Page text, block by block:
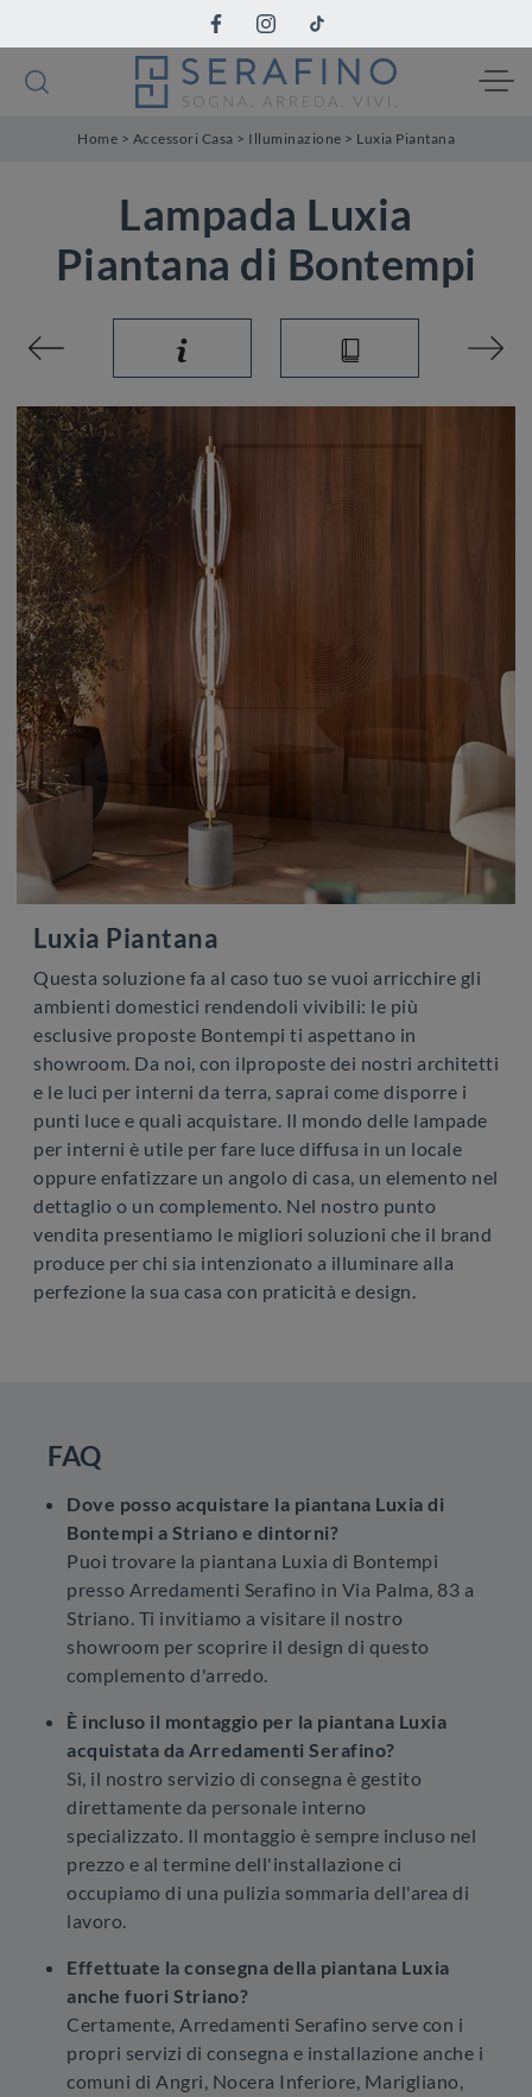
Home > Accessori Casa > Illuminazione > Luxia Piantana
Lampada Luxia
Piantana di Bontempi
Luxia Piantana
Questa soluzione fa al caso tuo se vuoi arricchire gli
ambienti domestici rendendoli vivibili: le più
esclusive proposte Bontempi ti aspettano in
showroom. Da noi, con ilproposte dei nostri architetti
e le luci per interni da terra, saprai come disporre i
punti luce e quali acquistare. Il mondo delle lampade
per interni è utile per fare luce diffusa in un locale
oppure enfatizzare un angolo di casa, un elemento nel
dettaglio o un complemento. Nel nostro punto
vendita presentiamo le migliori soluzioni che il brand
produce per chi sia intenzionato a illuminare alla
perfezione la sua casa con praticità e design.
FAQ
Dove posso acquistare la piantana Luxia di
Bontempi a Striano e dintorni?
Puoi trovare la piantana Luxia di Bontempi
presso Arredamenti Serafino in Via Palma, 83 a
Striano. Ti invitiamo a visitare il nostro
showroom per scoprire il design di questo
complemento d'arredo.
È incluso il montaggio per la piantana Luxia
acquistata da Arredamenti Serafino?
Sì, il nostro servizio di consegna è gestito
direttamente da personale interno
specializzato. Il montaggio è sempre incluso nel
prezzo e al termine dell'installazione ci
occupiamo di una pulizia sommaria dell'area di
lavoro.
Effettuate la consegna della piantana Luxia
anche fuori Striano?
Certamente, Arredamenti Serafino serve con i
propri servizi di consegna e installazione anche i
comuni di Angri, Nocera Inferiore, Marigliano,